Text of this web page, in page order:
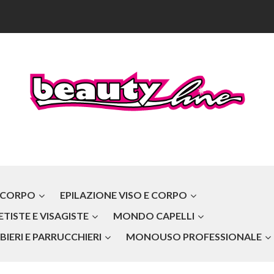
EPILAZIONE VISO E CORPO
E VISAGISTE
MONDO CAPELLI
E PARRUCCHIERI
MONOUSO PROFESSIONALE